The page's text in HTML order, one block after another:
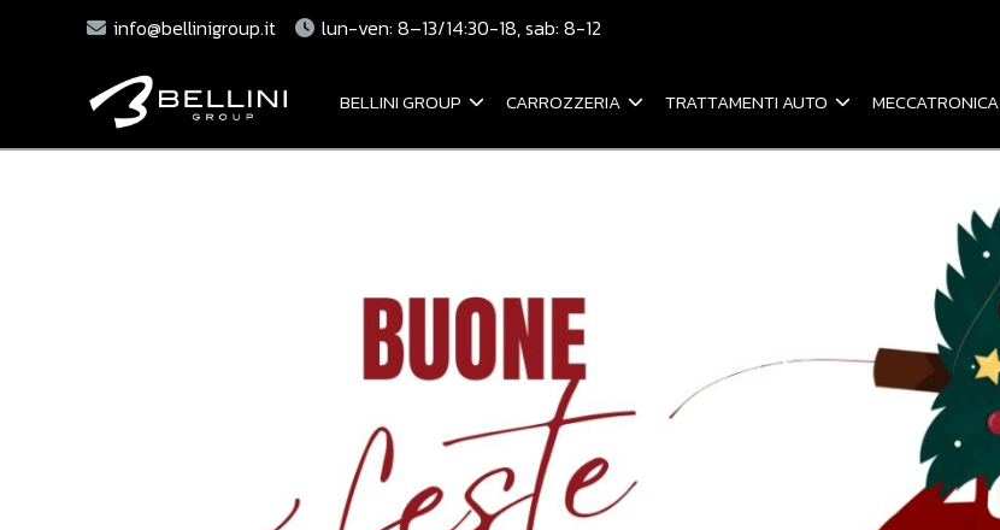
info@bellinigroup.it lun-ven: 8–13/14:30-18, sab: 8-12
BELLINI GROUP CARROZZERIA TRATTAMENTI AUTO MECCATRONICA